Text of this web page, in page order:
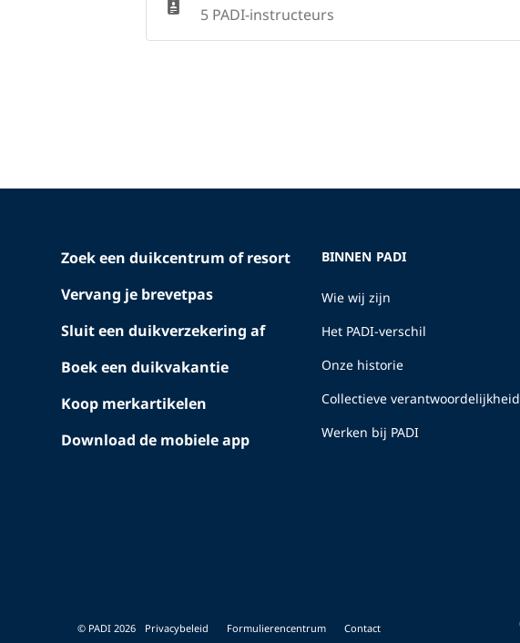
5 PADI-instructeurs
Zoek een duikcentrum of resort
Vervang je brevetpas
Sluit een duikverzekering af
Boek een duikvakantie
Koop merkartikelen
Download de mobiele app
BINNEN PADI
Wie wij zijn
Het PADI-verschil
Onze historie
Collectieve verantwoordelijkheid
Werken bij PADI
© PADI 2026 Privacybeleid Formulierencentrum Contact